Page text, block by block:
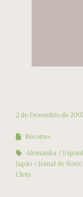
2 de Dezembro de
Recortes
Alemanha
Japão
Jornal de
Cleto